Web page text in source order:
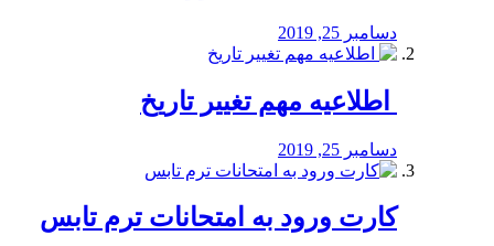
دسامبر 25, 2019
️ اطلاعیه مهم تغییر تاریخ
دسامبر 25, 2019
کارت ورود به امتحانات ترم تابس